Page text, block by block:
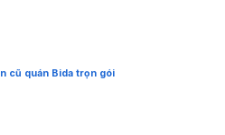
cũ quán Bida trọn gói